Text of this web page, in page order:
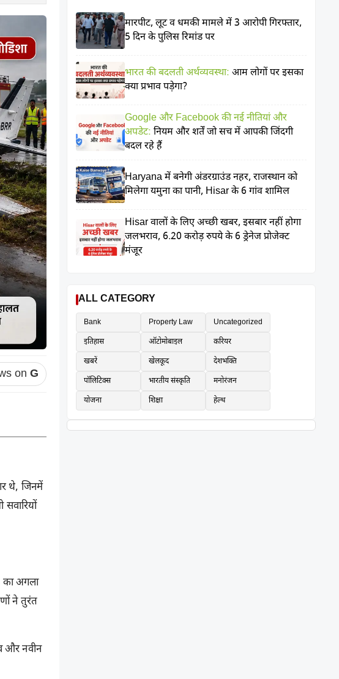
onG
थे, जिनमें
का अगला
ने तुरंत
और नवीन
मारपीट, लूट व धमकी मामले में 3 आरोपी गिरफ्तार,
5 दिन के पुलिस रिमांड पर
भारत की बदलती अर्थव्यवस्था: आम लोगों पर इसका
क्या प्रभाव पड़ेगा?
Google और Facebook की नई नीतियां और
अपडेट: नियम और शर्तें जो सच में आपकी जिंदगी
बदल रहे हैं
Haryana में बनेगी अंडरग्राउंड नहर, राजस्थान को
मिलेगा यमुना का पानी, Hisar के 6 गांव शामिल
Hisar वालों के लिए अच्छी खबर, इसबार नहीं होगा
जलभराव, 6.20 करोड़ रुपये के 6 ड्रेनेज प्रोजेक्ट
मंजूर
ALL CATEGORY
Bank Property Law
Uncategorized
इतिहास
ऑटोमोबाइल
करियर
खबरें
खेलकूद
देशभक्ति
पॉलिटिक्स
भारतीय संस्कृति
मनोरंजन
योजना
शिक्षा हेल्थ